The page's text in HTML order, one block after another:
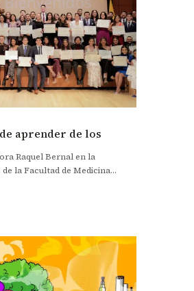
aprender de los
Raquel Bernal en la
la Facultad de Medicina